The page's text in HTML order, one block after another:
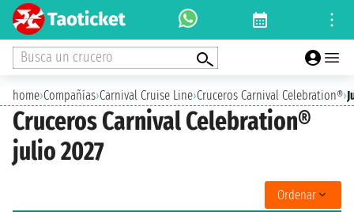
Busca un crucero
home›Compañías›Carnival Cruise Line›Cruceros Carnival Celebration®›
Cruceros Carnival Celebration®
julio 2027
Ordenar